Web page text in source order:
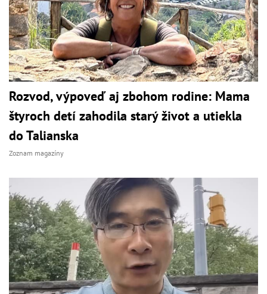
Rozvod, výpoveď aj zbohom rodine: Mama
štyroch detí zahodila starý život a utiekla
do Talianska
Zoznam magazíny